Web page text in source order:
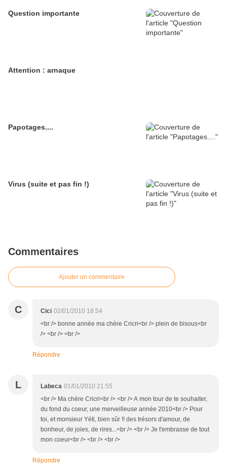
Question importante
Attention : arnaque
Papotages....
Virus (suite et pas fin !)
Commentaires
Ajouter un commentaire
C Cici 02/01/2010 18:54
<br /> bonne année ma chère Cricri<br /> plein de bisous<br
/> <br /> <br />
Répondre
L Labeca 01/01/2010 21:55
<br /> Ma chère Cricri<br /> <br /> A mon tour de te souhaiter,
du fond du coeur, une merveilleuse année 2010<br /> Pour
toi, et monsieur Yéti, bien sûr !! des trésors d'amour, de
bonheur, de joies, de rires...<br /> <br /> Je t'embrasse de tout
mon coeur<br /> <br /> <br />
Répondre